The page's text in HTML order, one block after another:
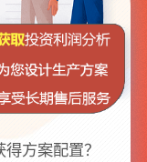
方案配置？